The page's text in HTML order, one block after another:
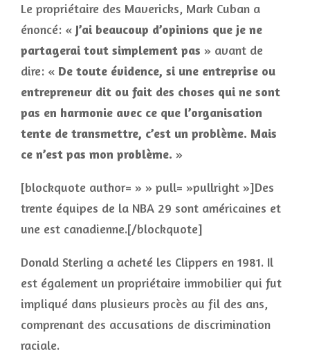
Le propriétaire des Mavericks, Mark Cuban a
énoncé: « J’ai beaucoup d’opinions que je ne
partagerai tout simplement pas » avant de
dire: « De toute évidence, si une entreprise ou
entrepreneur dit ou fait des choses qui ne sont
pas en harmonie avec ce que l’organisation
tente de transmettre, c’est un problème. Mais
ce n’est pas mon problème. »
[blockquote author= » » pull= »pullright »]Des
trente équipes de la NBA 29 sont américaines et
une est canadienne.[/blockquote]
Donald Sterling a acheté les Clippers en 1981. Il
est également un propriétaire immobilier qui fut
impliqué dans plusieurs procès au fil des ans,
comprenant des accusations de discrimination
raciale.